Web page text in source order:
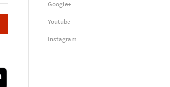
Google+
Youtube
Instagram